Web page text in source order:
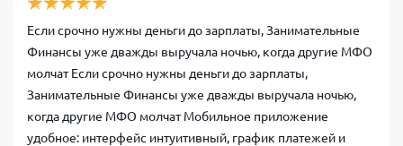
Если срочно нужны деньги до зарплаты, Занимательные
Финансы уже дважды выручала ночью, когда другие МФО
молчат Если срочно нужны деньги до зарплаты,
Занимательные Финансы уже дважды выручала ночью,
когда другие МФО молчат Мобильное приложение
удобное: интерфейс интуитивный, график платежей и